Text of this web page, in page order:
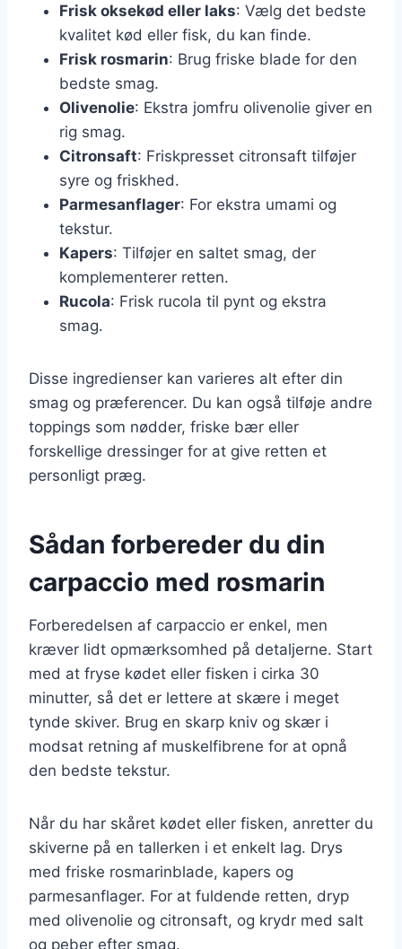
Frisk oksekød eller laks: Vælg det bedste
kvalitet kød eller fisk, du kan finde.
Frisk rosmarin: Brug friske blade for den
bedste smag.
Olivenolie: Ekstra jomfru olivenolie giver en
rig smag.
Citronsaft: Friskpresset citronsaft tilføjer
syre og friskhed.
Parmesanflager: For ekstra umami og
tekstur.
Kapers: Tilføjer en saltet smag, der
komplementerer retten.
Rucola: Frisk rucola til pynt og ekstra
smag.
Disse ingredienser kan varieres alt efter din
smag og præferencer. Du kan også tilføje andre
toppings som nødder, friske bær eller
forskellige dressinger for at give retten et
personligt præg.
Sådan forbereder du din
carpaccio med rosmarin
Forberedelsen af carpaccio er enkel, men
kræver lidt opmærksomhed på detaljerne. Start
med at fryse kødet eller fisken i cirka 30
minutter, så det er lettere at skære i meget
tynde skiver. Brug en skarp kniv og skær i
modsat retning af muskelfibrene for at opnå
den bedste tekstur.
Når du har skåret kødet eller fisken, anretter du
skiverne på en tallerken i et enkelt lag. Drys
med friske rosmarinblade, kapers og
parmesanflager. For at fuldende retten, dryp
med olivenolie og citronsaft, og krydr med salt
og peber efter smag.